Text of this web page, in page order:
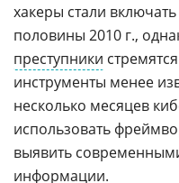
хакеры стали
половины 2010 г.,
преступники
инструменты менее
несколько месяцев
использовать
выявить
информации.